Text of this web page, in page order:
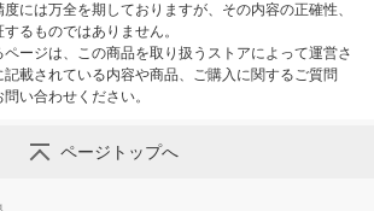
には万全を期しておりますが、その内容の正確性、
るものではありません。
ージは、この商品を取り扱うストアによって運営さ
載されている内容や商品、ご購入に関するご質問
い合わせください。
ページトップへ